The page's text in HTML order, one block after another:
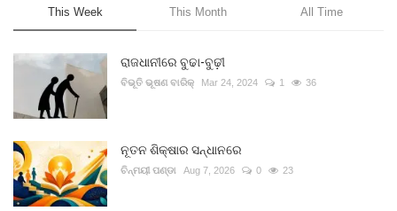
This Week This Month All Time
ରାଜଧାନୀରେ ବୁଢା-ବୁଢ଼ୀ
ବିଭୂତି ଭୂଷଣ ବାରିକ୍ Mar 24, 2024 1 36
ନୂତନ ଶିକ୍ଷାର ସନ୍ଧାନରେ
ଚିନ୍ମୟୀ ପଣ୍ଡା Aug 7, 2026 0 23